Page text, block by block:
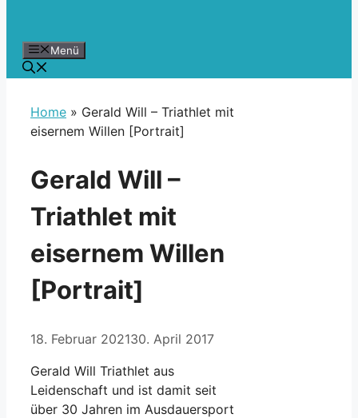
Menü
Home » Gerald Will – Triathlet mit
eisernem Willen [Portrait]
Gerald Will –
Triathlet mit
eisernem Willen
[Portrait]
18. Februar 202130. April 2017
Gerald Will Triathlet aus
Leidenschaft und ist damit seit
über 30 Jahren im Ausdauersport